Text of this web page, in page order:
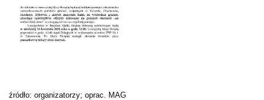
źródło: organizatorzy; oprac. MAG